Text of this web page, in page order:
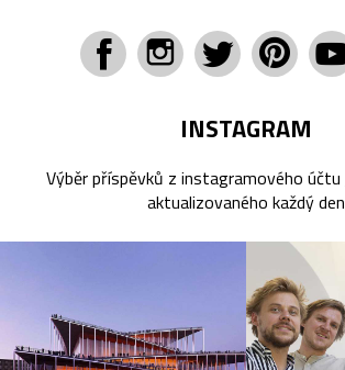
INSTAGRAM
Výběr příspěvků z instagramového účtu
aktualizovaného každý den